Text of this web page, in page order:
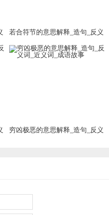
若合符节的意思解释_造句_反义
词_近义词_成语故事
穷凶极恶的意思解释_造句_反义